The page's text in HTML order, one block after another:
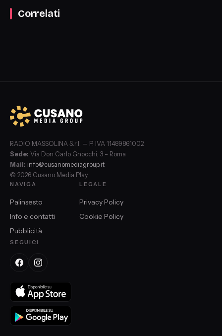
Correlati
RADIO MASSOLINA S.r.l. — P. IVA 11489861002
Sede: Via Don Carlo Gnocchi, 3 – Roma
Mail: info@cusanomediagroup.it
© 2026 Cusano Media Play
NAVIGA
Palinsesto
Info e contatti
Pubblicità
LEGALE
Privacy Policy
Cookie Policy
SEGUICI